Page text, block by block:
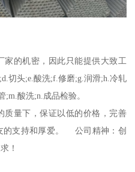
家的机密，因此只能提供大致工
切头;e.酸洗;f.修磨;g.润滑;h.冷轧
酸洗;n.成品检验。
质量下，保证以低的价格，完善
的支持和厚爱。 公司精神：创
！